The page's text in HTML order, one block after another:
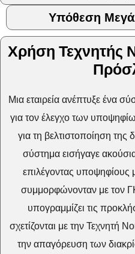
Υπόθεση
Χρήση Τεχνητής
Μια εταιρεία ανέπτυξε ένα
για τον έλεγχο των
για τη βελτιστοποίηση
σύστημα εισήγαγε
επιλέγοντας υποψηφίους
συμμορφώνονταν με τον
υπογραμμίζει τις
σχετίζονται με την Τεχνητή
την απαγόρευση των